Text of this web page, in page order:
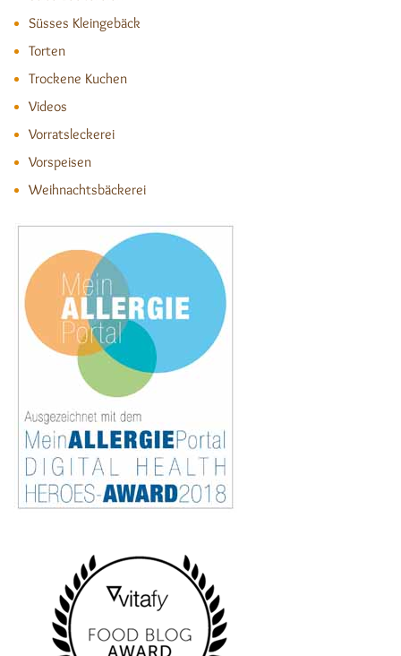
Süsses Kleingebäck
Torten
Trockene Kuchen
Videos
Vorratsleckerei
Vorspeisen
Weihnachtsbäckerei